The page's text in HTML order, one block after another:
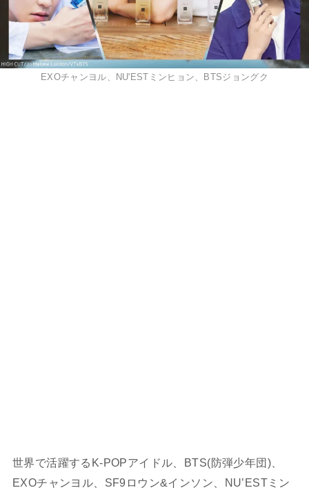
EXOチャンヨル、NU'ESTミンヒョン、BTSジョングク
世界で活躍するK-POPアイドル、BTS(防弾少年団)、
EXOチャンヨル、SF9ロウン&インソン、NU’ESTミン